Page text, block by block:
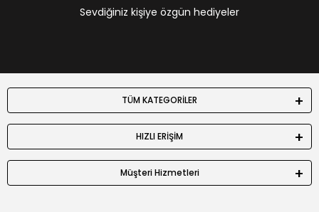
Sevdiğiniz kişiye özgün hediyeler
TÜM KATEGORİLER
HIZLI ERİŞİM
Müşteri Hizmetleri